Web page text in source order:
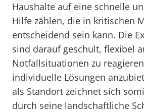
Haushalte auf eine schnelle
Hilfe zählen, die in kritischen
entscheidend sein kann. Die
sind darauf geschult, flexibel
Notfallsituationen zu
individuelle Lösungen
als Standort zeichnet sich
durch seine landschaftliche